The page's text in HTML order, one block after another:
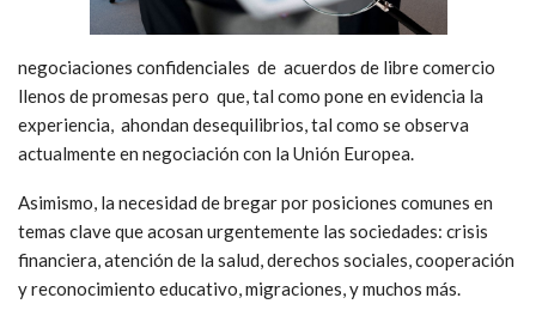
negociaciones confidenciales de acuerdos de libre comercio
llenos de promesas pero que, tal como pone en evidencia la
experiencia, ahondan desequilibrios, tal como se observa
actualmente en negociación con la Unión Europea.
Asimismo, la necesidad de bregar por posiciones comunes en
temas clave que acosan urgentemente las sociedades: crisis
financiera, atención de la salud, derechos sociales, cooperación
y reconocimiento educativo, migraciones, y muchos más.